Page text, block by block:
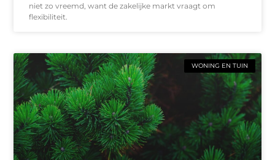
niet zo vreemd, want de zakelijke markt vraagt om
flexibiliteit.
WONING EN TUIN